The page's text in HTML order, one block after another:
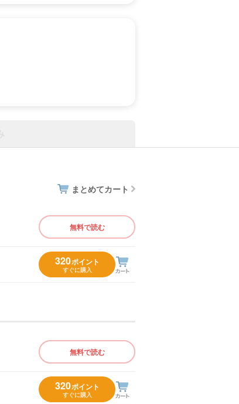
まとめてカート
無料で読む
320ポイント
すぐに購入
無料で読む
320ポイント
すぐに購入